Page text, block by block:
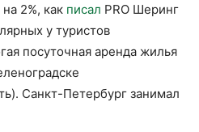
2%, как писал PRO Шеринг
у туристов
посуточная аренда жилья
Санкт-Петербург занимал